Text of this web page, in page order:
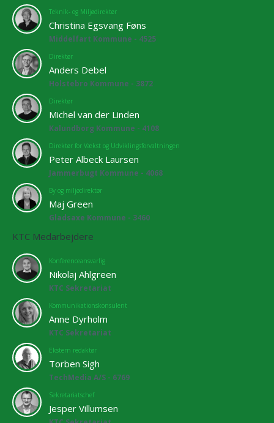
Teknik- og Miljødirektør
Christina Egsvang Føns
Middelfart Kommune - 4525
Direktør
Anders Debel
Holstebro Kommune - 3872
Direktør
Michel van der Linden
Kalundborg Kommune - 4108
Direktør for Vækst og Udviklingsforvaltningen
Peter Albeck Laursen
Jammerbugt Kommune - 4068
By og miljødirektør
Maj Green
Gladsaxe Kommune - 3460
KTC Medarbejdere
Konferenceansvarlig
Nikolaj Ahlgreen
KTC Sekretariat
Kommunikationskonsulent
Anne Dyrholm
KTC Sekretariat
Ekstern redaktør
Torben Sigh
TechMedia A/S - 6769
Sekretariatschef
Jesper Villumsen